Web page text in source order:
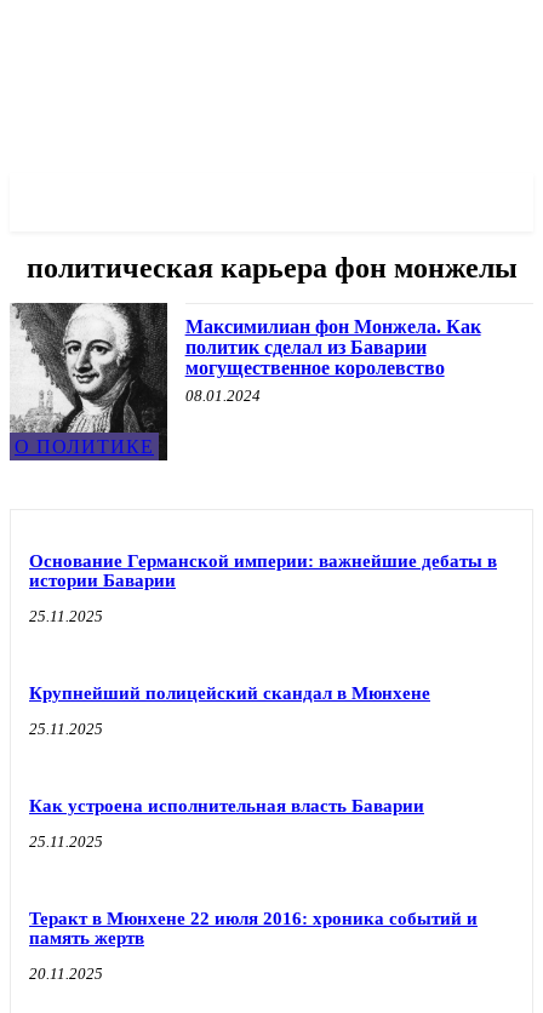
политическая карьера фон монжелы
О ПОЛИТИКЕ
Максимилиан фон Монжела. Как
политик сделал из Баварии
могущественное королевство
08.01.2024
Основание Германской империи: важнейшие дебаты в
истории Баварии
25.11.2025
Крупнейший полицейский скандал в Мюнхене
25.11.2025
Как устроена исполнительная власть Баварии
25.11.2025
Теракт в Мюнхене 22 июля 2016: хроника событий и
память жертв
20.11.2025